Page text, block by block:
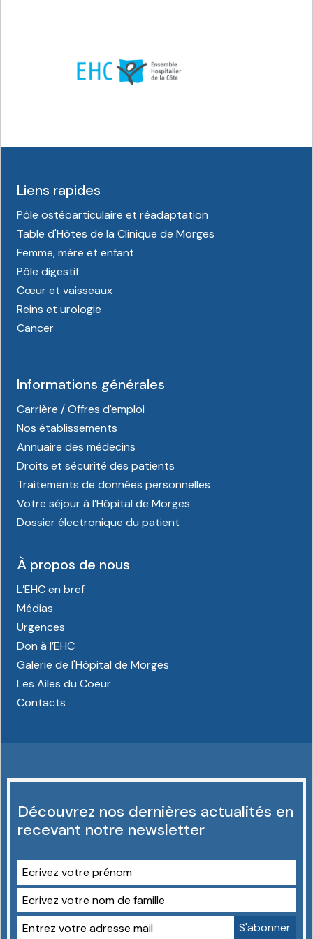
Liens rapides
Pôle ostéoarticulaire et réadaptation
Table d'Hôtes de la Clinique de Morges
Femme, mère et enfant
Pôle digestif
Cœur et vaisseaux
Reins et urologie
Cancer
Informations générales
Carrière / Offres d'emploi
Nos établissements
Annuaire des médecins
Droits et sécurité des patients
Traitements de données personnelles
Votre séjour à l’Hôpital de Morges
Dossier électronique du patient
À propos de nous
L’EHC en bref
Médias
Urgences
Don à l’EHC
Galerie de l'Hôpital de Morges
Les Ailes du Coeur
Contacts
Découvrez nos dernières actualités en
recevant notre newsletter